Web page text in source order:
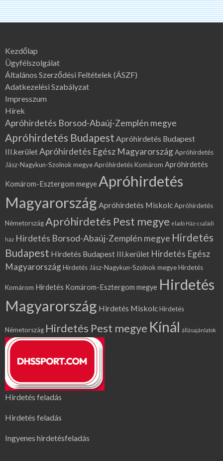
Kezdőlap
Ügyfélszolgálat
Általános Szerződési Feltételek (ÁSZF)
Adatkezelési Szabályzat
Impresszum
Hírek
Apróhirdetés Borsod-Abaúj-Zemplén megye
Apróhirdetés Budapest Apróhirdetés Budapest
III.kerületApróhirdetés Egész MagyarországApróhirdetés
Jász-Nagykun-Szolnok megyeApróhirdetés Komárom Apróhirdetés
Komárom-Esztergom megyeApróhirdetés
Magyarország Apróhirdetés MiskolcApróhirdetés
NémetországApróhirdetés Pest megye eladó Ház-családi
ház Hirdetés Borsod-Abaúj-Zemplén megye Hirdetés
Budapest Hirdetés Budapest III.kerület Hirdetés Egész
MagyarországHirdetés Jász-Nagykun-Szolnok megyeHirdetés
Komárom Hirdetés Komárom-Esztergom megye Hirdetés
Magyarország Hirdetés MiskolcHirdetés
Németország Hirdetés Pest megye Kínál állásajánlatok
Hirdetés feladás
Hirdetés feladás
Ingyenes hirdetésfeladás